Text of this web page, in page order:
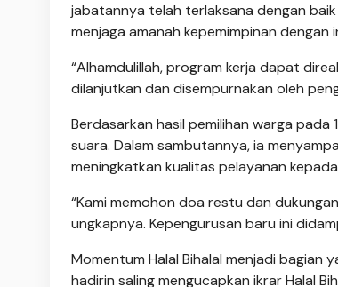
jabatannya telah terlaksana dengan
menjaga amanah kepemimpinan
“Alhamdulillah, program kerja dapat
dilanjutkan dan disempurnakan oleh
Berdasarkan hasil pemilihan warga
suara. Dalam sambutannya, ia
meningkatkan kualitas pelayanan
“Kami memohon doa restu dan
ungkapnya. Kepengurusan baru ini
Momentum Halal Bihalal menjadi bagian
hadirin saling mengucapkan ikrar Halal